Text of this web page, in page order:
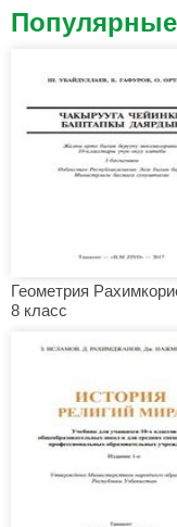
Геометрия
8 класс